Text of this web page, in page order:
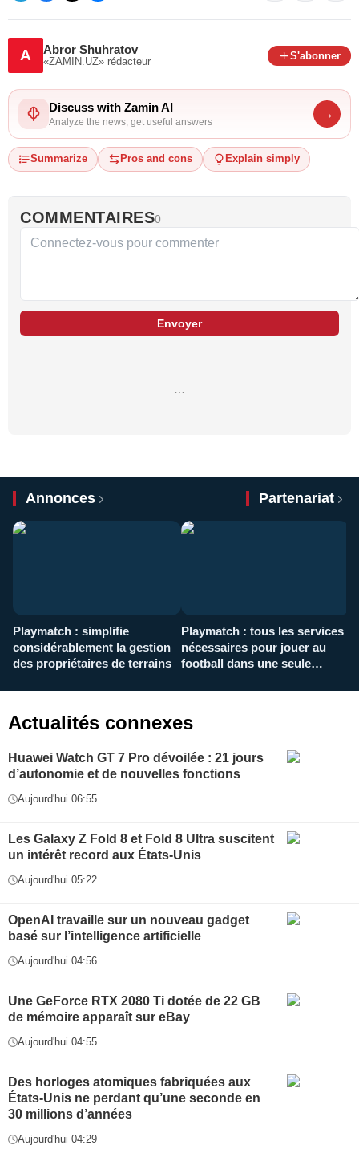
A Abror Shuhratov
«ZAMIN.UZ» rédacteur
S'abonner
Discuss with Zamin AI
Analyze the news, get useful answers
→
Summarize Pros and cons Explain simply
COMMENTAIRES0
Envoyer
…
Annonces Partenariat
Playmatch : simplifie
considérablement la gestion
des propriétaires de terrains
Playmatch : tous les services
nécessaires pour jouer au
football dans une seule
Actualités connexes
Huawei Watch GT 7 Pro dévoilée : 21 jours
d’autonomie et de nouvelles fonctions
Aujourd'hui 06:55
Les Galaxy Z Fold 8 et Fold 8 Ultra suscitent
un intérêt record aux États-Unis
Aujourd'hui 05:22
OpenAI travaille sur un nouveau gadget
basé sur l’intelligence artificielle
Aujourd'hui 04:56
Une GeForce RTX 2080 Ti dotée de 22 GB
de mémoire apparaît sur eBay
Aujourd'hui 04:55
Des horloges atomiques fabriquées aux
États-Unis ne perdant qu’une seconde en
30 millions d’années
Aujourd'hui 04:29